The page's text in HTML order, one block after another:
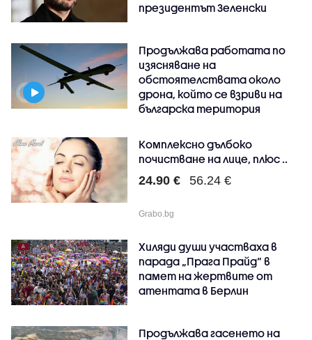
президентът Зеленски
Продължава работата по
изясняване на
обстоятелствата около
дрона, който се взриви на
българска територия
Комплексно дълбоко
почистване на лице, плюс ..
24.90 € 56.24 €
Grabo.bg
Хиляди души участваха в
парада „Прага Прайд“ в
памет на жертвите от
атентата в Берлин
Продължава гасенето на